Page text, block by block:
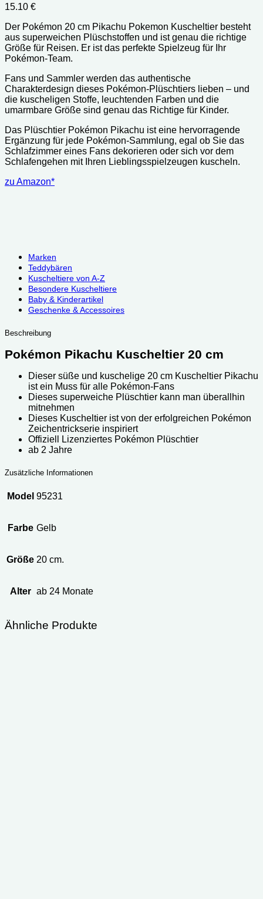
15.10 €
Der Pokémon 20 cm Pikachu Pokemon Kuscheltier besteht
aus superweichen Plüschstoffen und ist genau die richtige
Größe für Reisen. Er ist das perfekte Spielzeug für Ihr
Pokémon-Team.
Fans und Sammler werden das authentische
Charakterdesign dieses Pokémon-Plüschtiers lieben – und
die kuscheligen Stoffe, leuchtenden Farben und die
umarmbare Größe sind genau das Richtige für Kinder.
Das Plüschtier Pokémon Pikachu ist eine hervorragende
Ergänzung für jede Pokémon-Sammlung, egal ob Sie das
Schlafzimmer eines Fans dekorieren oder sich vor dem
Schlafengehen mit Ihren Lieblingsspielzeugen kuscheln.
zu Amazon*
Marken
Teddybären
Kuscheltiere von A-Z
Besondere Kuscheltiere
Baby & Kinderartikel
Geschenke & Accessoires
Beschreibung
Pokémon Pikachu Kuscheltier 20 cm
Dieser süße und kuschelige 20 cm Kuscheltier Pikachu
ist ein Muss für alle Pokémon-Fans
Dieses superweiche Plüschtier kann man überallhin
mitnehmen
Dieses Kuscheltier ist von der erfolgreichen Pokémon
Zeichentrickserie inspiriert
Offiziell Lizenziertes Pokémon Plüschtier
ab 2 Jahre
Zusätzliche Informationen
Model 95231
Farbe Gelb
Größe 20 cm.
Alter ab 24 Monate
Ähnliche Produkte